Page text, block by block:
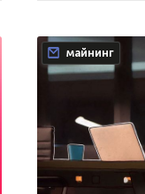
майнинг